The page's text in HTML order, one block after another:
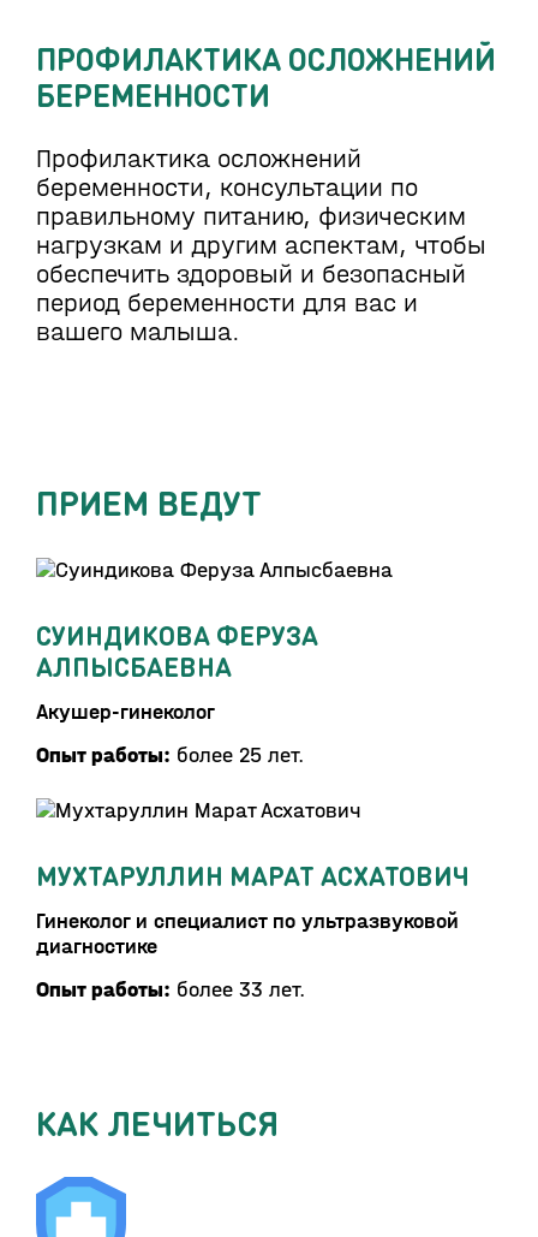
ПРОФИЛАКТИКА ОСЛОЖНЕНИЙ
БЕРЕМЕННОСТИ
Профилактика осложнений
беременности, консультации по
правильному питанию, физическим
нагрузкам и другим аспектам, чтобы
обеспечить здоровый и безопасный
период беременности для вас и
вашего малыша.
ПРИЕМ ВЕДУТ
СУИНДИКОВА ФЕРУЗА
АЛПЫСБАЕВНА
Акушер-гинеколог
Опыт работы: более 25 лет.
МУХТАРУЛЛИН МАРАТ АСХАТОВИЧ
Гинеколог и специалист по ультразвуковой
диагностике
Опыт работы: более 33 лет.
КАК ЛЕЧИТЬСЯ